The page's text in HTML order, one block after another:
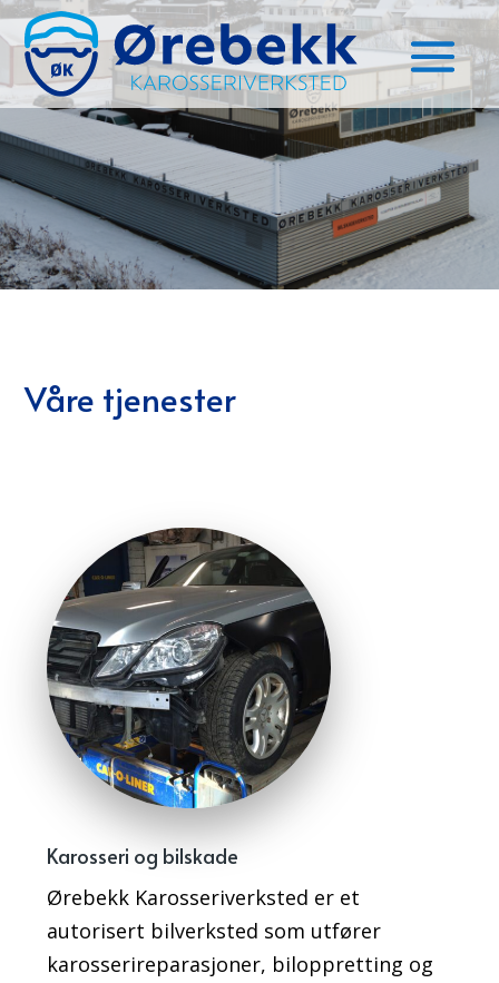
Våre tjenester
Karosseri og bilskade
Ørebekk Karosseriverksted er et
autorisert bilverksted som utfører
karosserireparasjoner, biloppretting og